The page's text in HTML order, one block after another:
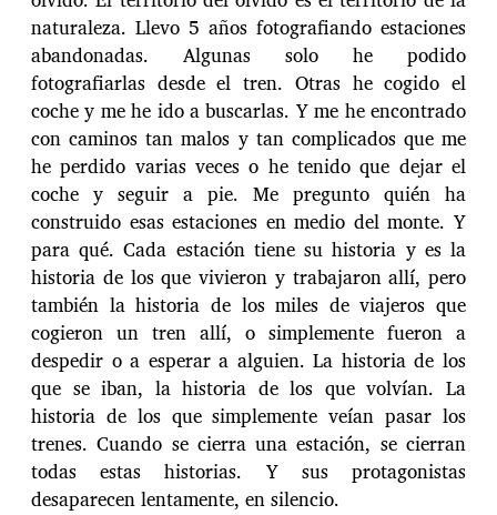
naturaleza. Llevo 5 años fotografiando estaciones
abandonadas. Algunas solo he podido
fotografiarlas desde el tren. Otras he cogido el
coche y me he ido a buscarlas. Y me he encontrado
con caminos tan malos y tan complicados que me
he perdido varias veces o he tenido que dejar el
coche y seguir a pie. Me pregunto quién ha
construido esas estaciones en medio del monte. Y
para qué. Cada estación tiene su historia y es la
historia de los que vivieron y trabajaron allí, pero
también la historia de los miles de viajeros que
cogieron un tren allí, o simplemente fueron a
despedir o a esperar a alguien. La historia de los
que se iban, la historia de los que volvían. La
historia de los que simplemente veían pasar los
trenes. Cuando se cierra una estación, se cierran
todas estas historias. Y sus protagonistas
desaparecen lentamente, en silencio.